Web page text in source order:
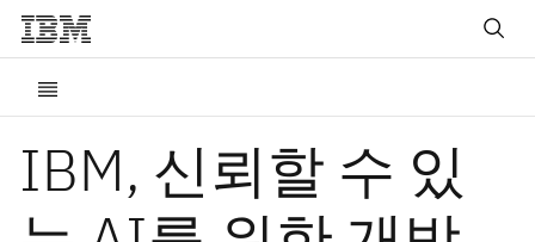
IBM, 신뢰할 수 있